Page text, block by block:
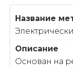
Основан на